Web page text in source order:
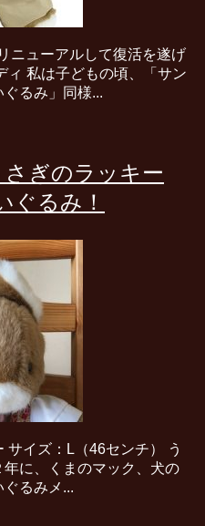
ニューアルして復活を遂げ
ィ 私は子どもの頃、「サン
るみ」同様...
ぎのラッキー
ぐるみ！
イズ：L（46センチ） う
に、くまのマック、犬の
るみメ...